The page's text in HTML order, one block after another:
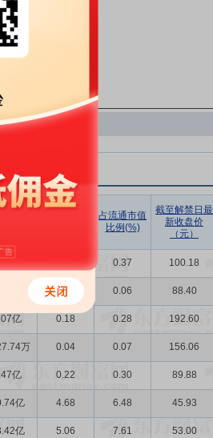
占流通市值
比例(%)
截至解禁日最
新收盘价
（元）
亿 0.24 0.37 100.18
万 0.04 0.06 88.40
亿 0.18 0.28 192.60
万 0.04 0.07 156.06
亿 0.22 0.30 89.88
亿 4.68 6.48 45.93
亿 5.06 7.61 53.00